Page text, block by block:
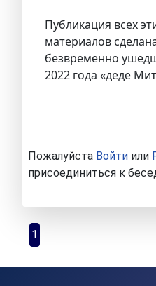
Публикация всех
материалов
безвременно
2022 года «деде
Пожалуйста Войти или
присоединиться к
1